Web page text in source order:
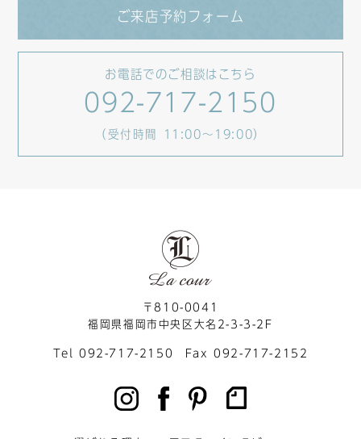
ご来店予約フォーム
お電話でのご相談はこちら
092-717-2150
（受付時間 11:00～19:00）
〒810-0041
福岡県福岡市中央区大名2-3-3-2F
Tel 092-717-2150 Fax 092-717-2152